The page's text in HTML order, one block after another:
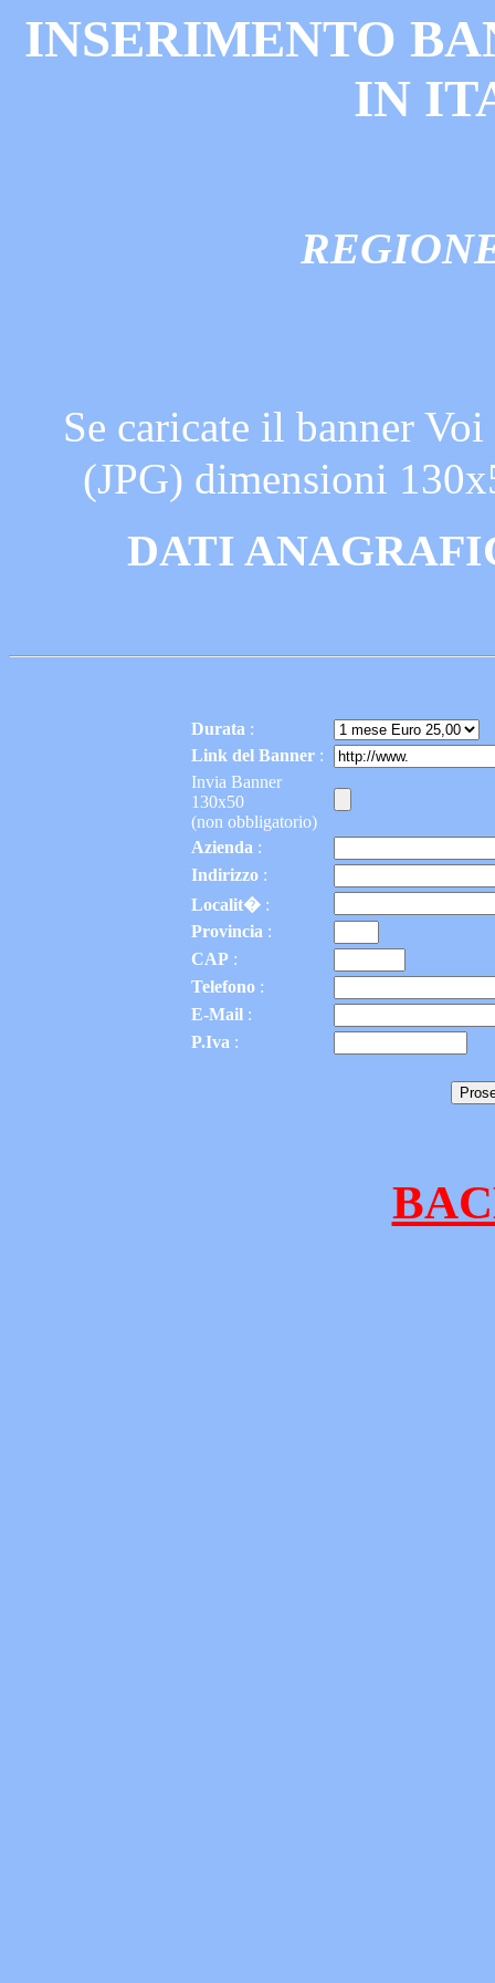
INSERIMENTO
IN
Se caricate il banner
(JPG) dimensioni
DATI
Durata :
Link del Banner :
Invia Banner
130x50
(non obbligatorio)
Azienda :
Indirizzo :
Localit� :
Provincia :
CAP :
Telefono :
E-Mail :
P.Iva :